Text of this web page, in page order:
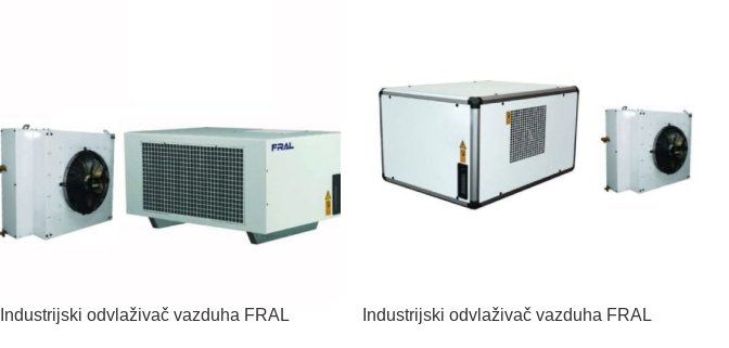
Industrijski odvlaživač vazduha FRAL
Industrijski odvlaživač vazduha FRAL